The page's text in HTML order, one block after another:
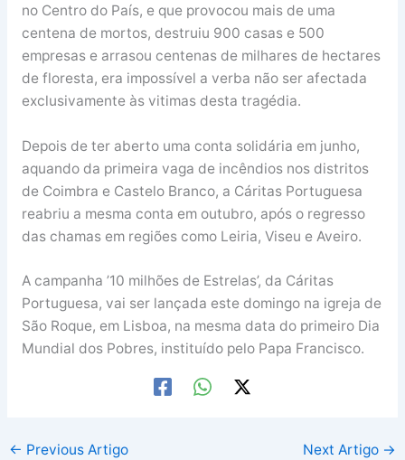
no Centro do País, e que provocou mais de uma
centena de mortos, destruiu 900 casas e 500
empresas e arrasou centenas de milhares de hectares
de floresta, era impossível a verba não ser afectada
exclusivamente às vitimas desta tragédia.
Depois de ter aberto uma conta solidária em junho,
aquando da primeira vaga de incêndios nos distritos
de Coimbra e Castelo Branco, a Cáritas Portuguesa
reabriu a mesma conta em outubro, após o regresso
das chamas em regiões como Leiria, Viseu e Aveiro.
A campanha ’10 milhões de Estrelas’, da Cáritas
Portuguesa, vai ser lançada este domingo na igreja de
São Roque, em Lisboa, na mesma data do primeiro Dia
Mundial dos Pobres, instituído pelo Papa Francisco.
← Previous Artigo Next Artigo →